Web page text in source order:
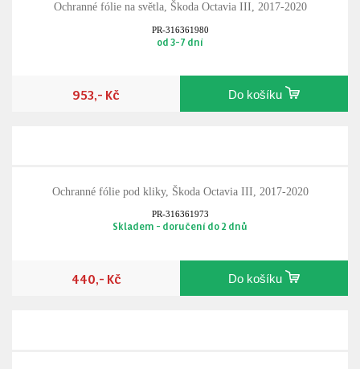
Ochranné fólie na světla, Škoda Octavia III, 2017-2020
PR-316361980
od 3-7 dní
953,- Kč Do košíku
Ochranné fólie pod kliky, Škoda Octavia III, 2017-2020
PR-316361973
Skladem - doručení do 2 dnů
440,- Kč Do košíku